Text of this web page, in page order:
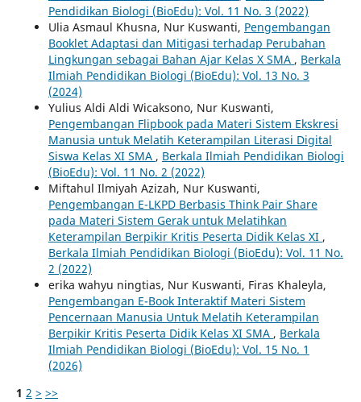
Pendidikan Biologi (BioEdu): Vol. 11 No. 3 (2022)
Ulia Asmaul Khusna, Nur Kuswanti, Pengembangan
Booklet Adaptasi dan Mitigasi terhadap Perubahan
Lingkungan sebagai Bahan Ajar Kelas X SMA , Berkala
Ilmiah Pendidikan Biologi (BioEdu): Vol. 13 No. 3
(2024)
Yulius Aldi Aldi Wicaksono, Nur Kuswanti,
Pengembangan Flipbook pada Materi Sistem Ekskresi
Manusia untuk Melatih Keterampilan Literasi Digital
Siswa Kelas XI SMA , Berkala Ilmiah Pendidikan Biologi
(BioEdu): Vol. 11 No. 2 (2022)
Miftahul Ilmiyah Azizah, Nur Kuswanti,
Pengembangan E-LKPD Berbasis Think Pair Share
pada Materi Sistem Gerak untuk Melatihkan
Keterampilan Berpikir Kritis Peserta Didik Kelas XI ,
Berkala Ilmiah Pendidikan Biologi (BioEdu): Vol. 11 No.
2 (2022)
erika wahyu ningtias, Nur Kuswanti, Firas Khaleyla,
Pengembangan E-Book Interaktif Materi Sistem
Pencernaan Manusia Untuk Melatih Keterampilan
Berpikir Kritis Peserta Didik Kelas XI SMA , Berkala
Ilmiah Pendidikan Biologi (BioEdu): Vol. 15 No. 1
(2026)
1 2 > >>